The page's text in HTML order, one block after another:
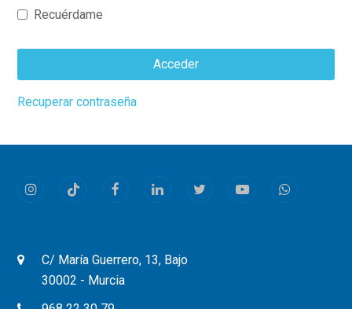
Recuérdame
Acceder
This
should
left
Recuperar contraseña
InstagramTiktok FacebookLinkedInTwitterYoutubeWhatsapp
C/ María Guerrero, 13, Bajo
30002 - Murcia